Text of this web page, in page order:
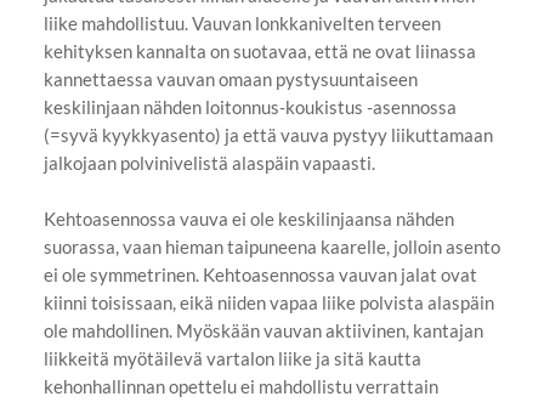
liike mahdollistuu. Vauvan lonkkanivelten terveen
kehityksen kannalta on suotavaa, että ne ovat liinassa
kannettaessa vauvan omaan pystysuuntaiseen
keskilinjaan nähden loitonnus-koukistus -asennossa
(=syvä kyykkyasento) ja että vauva pystyy liikuttamaan
jalkojaan polvinivelistä alaspäin vapaasti.
Kehtoasennossa vauva ei ole keskilinjaansa nähden
suorassa, vaan hieman taipuneena kaarelle, jolloin asento
ei ole symmetrinen. Kehtoasennossa vauvan jalat ovat
kiinni toisissaan, eikä niiden vapaa liike polvista alaspäin
ole mahdollinen. Myöskään vauvan aktiivinen, kantajan
liikkeitä myötäilevä vartalon liike ja sitä kautta
kehonhallinnan opettelu ei mahdollistu verrattain